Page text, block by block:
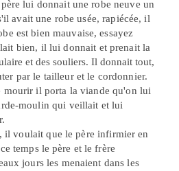
lui donnait une robe neuve un
avait une robe usée, rapiécée, il
est bien mauvaise, essayez
bien, il lui donnait et prenait la
et des souliers. Il donnait tout,
par le tailleur et le cordonnier.
mourir il porta la viande qu'on lui
moulin qui veillait etlui
il voulait que le père infirmier en
temps le père et le frère
jours les menaient dans les